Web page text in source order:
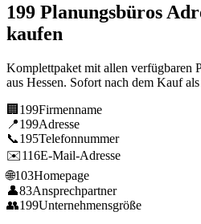
199 Planungsbüros
kaufen
Komplettpaket mit allen verfügbaren
aus Hessen. Sofort nach dem Kauf
🏢 199Firmenname
📍199Adresse
📞195Telefonnummer
✉️116E-Mail-Adresse
🌐103Homepage
👤83Ansprechpartner
👥199Unternehmensgröße